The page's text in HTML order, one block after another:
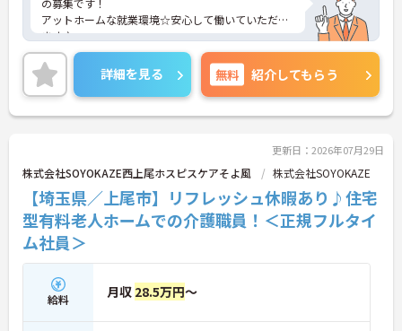
アットホームな就業環境☆安心して働いていただけ
ます♪
ご興味ある方には、面接対策ポイントなど、さらに
詳細をお話しいたしますのでお気軽にご相談くださ
い。
詳細を見る 無料 紹介してもらう
更新日：2026年07月29日
株式会社SOYOKAZE西上尾ホスピスケアそよ風 株式会社SOYOKAZE
【埼玉県／上尾市】リフレッシュ休暇あり♪住宅
型有料老人ホームでの介護職員！＜正規フルタイ
ム社員＞
給料 月収 28.5万円～